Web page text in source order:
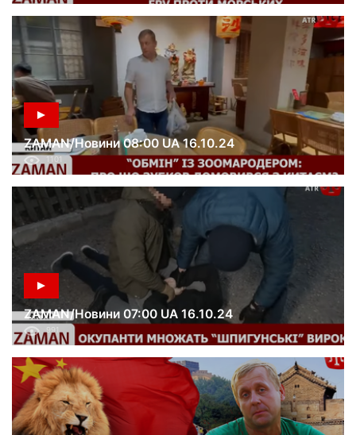
ZAMAN/Новини 08:00 UA 16.10.24
1101
ZAMAN/Новини 07:00 UA 16.10.24
991